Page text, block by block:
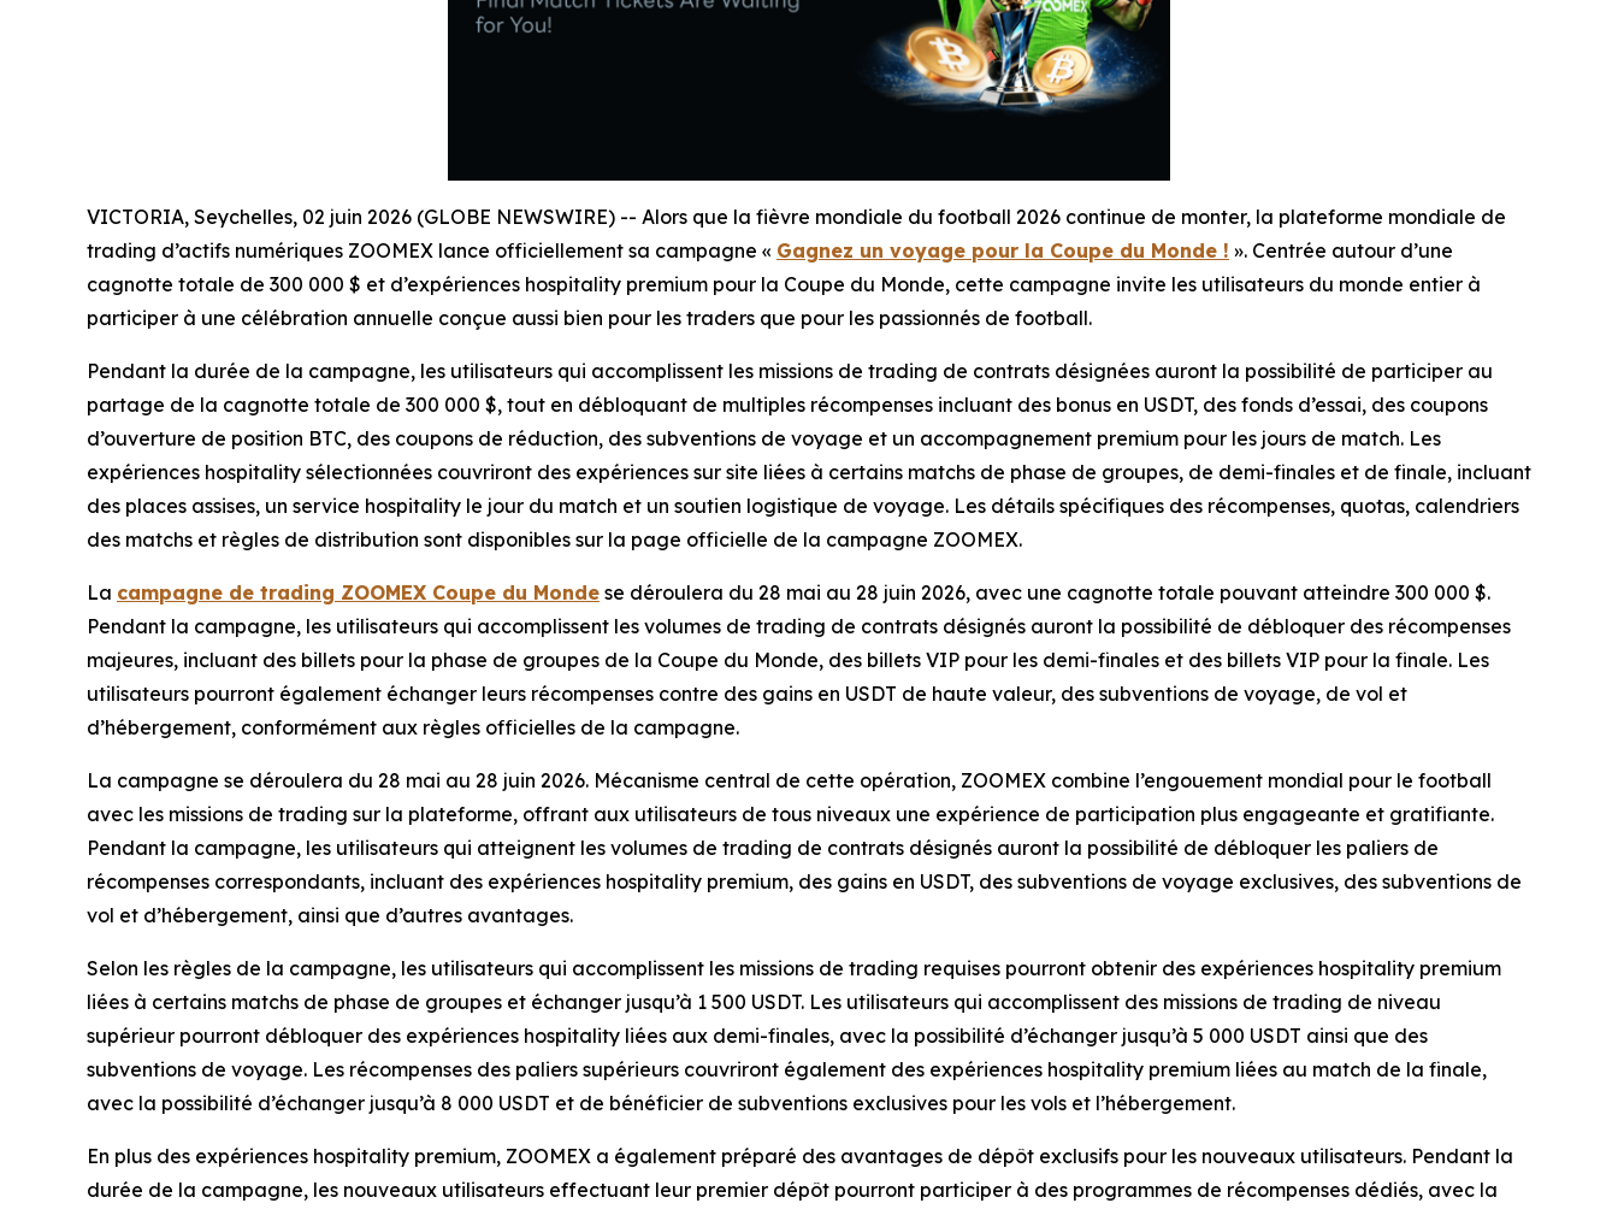
VICTORIA, Seychelles, 02 juin 2026 (GLOBE NEWSWIRE) -- Alors que la fièvre mondiale du football 2026 continue de monter, la plateforme mondiale de
trading d’actifs numériques ZOOMEX lance officiellement sa campagne « Gagnez un voyage pour la Coupe du Monde ! ». Centrée autour d’une
cagnotte totale de 300 000 $ et d’expériences hospitality premium pour la Coupe du Monde, cette campagne invite les utilisateurs du monde entier à
participer à une célébration annuelle conçue aussi bien pour les traders que pour les passionnés de football.
Pendant la durée de la campagne, les utilisateurs qui accomplissent les missions de trading de contrats désignées auront la possibilité de participer au
partage de la cagnotte totale de 300 000 $, tout en débloquant de multiples récompenses incluant des bonus en USDT, des fonds d’essai, des coupons
d’ouverture de position BTC, des coupons de réduction, des subventions de voyage et un accompagnement premium pour les jours de match. Les
expériences hospitality sélectionnées couvriront des expériences sur site liées à certains matchs de phase de groupes, de demi-finales et de finale, incluant
des places assises, un service hospitality le jour du match et un soutien logistique de voyage. Les détails spécifiques des récompenses, quotas, calendriers
des matchs et règles de distribution sont disponibles sur la page officielle de la campagne ZOOMEX.
La campagne de trading ZOOMEX Coupe du Monde se déroulera du 28 mai au 28 juin 2026, avec une cagnotte totale pouvant atteindre 300 000 $.
Pendant la campagne, les utilisateurs qui accomplissent les volumes de trading de contrats désignés auront la possibilité de débloquer des récompenses
majeures, incluant des billets pour la phase de groupes de la Coupe du Monde, des billets VIP pour les demi-finales et des billets VIP pour la finale. Les
utilisateurs pourront également échanger leurs récompenses contre des gains en USDT de haute valeur, des subventions de voyage, de vol et
d’hébergement, conformément aux règles officielles de la campagne.
La campagne se déroulera du 28 mai au 28 juin 2026. Mécanisme central de cette opération, ZOOMEX combine l’engouement mondial pour le football
avec les missions de trading sur la plateforme, offrant aux utilisateurs de tous niveaux une expérience de participation plus engageante et gratifiante.
Pendant la campagne, les utilisateurs qui atteignent les volumes de trading de contrats désignés auront la possibilité de débloquer les paliers de
récompenses correspondants, incluant des expériences hospitality premium, des gains en USDT, des subventions de voyage exclusives, des subventions de
vol et d’hébergement, ainsi que d’autres avantages.
Selon les règles de la campagne, les utilisateurs qui accomplissent les missions de trading requises pourront obtenir des expériences hospitality premium
liées à certains matchs de phase de groupes et échanger jusqu’à 1 500 USDT. Les utilisateurs qui accomplissent des missions de trading de niveau
supérieur pourront débloquer des expériences hospitality liées aux demi-finales, avec la possibilité d’échanger jusqu’à 5 000 USDT ainsi que des
subventions de voyage. Les récompenses des paliers supérieurs couvriront également des expériences hospitality premium liées au match de la finale,
avec la possibilité d’échanger jusqu’à 8 000 USDT et de bénéficier de subventions exclusives pour les vols et l’hébergement.
En plus des expériences hospitality premium, ZOOMEX a également préparé des avantages de dépôt exclusifs pour les nouveaux utilisateurs. Pendant la
durée de la campagne, les nouveaux utilisateurs effectuant leur premier dépôt pourront participer à des programmes de récompenses dédiés, avec la